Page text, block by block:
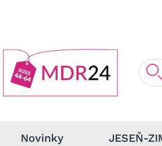
Novinky JESEŇ-